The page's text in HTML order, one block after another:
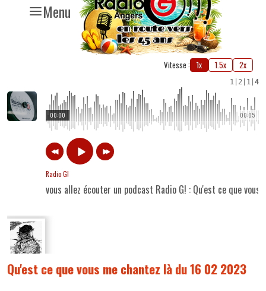
Menu
Vitesse : 1x 1.5x 2x
1 2 1 4
00:05
00:00
Radio G!
vous allez écouter un podcast Radio G! : Qu'est ce que
Qu'est ce que vous me chantez là du 16 02 2023